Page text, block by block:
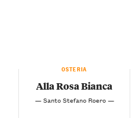
OSTERIA
Alla Rosa Bianca
— Santo Stefano Roero —